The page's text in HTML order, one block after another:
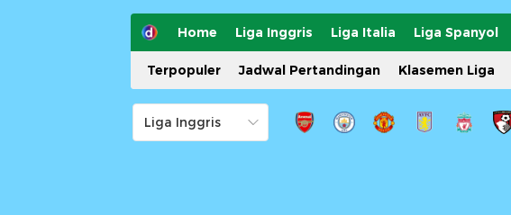
Home Liga Inggris Liga Italia Liga Spanyol
Terpopuler Jadwal Pertandingan Klasemen Liga